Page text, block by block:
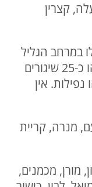
קצרין
במרחב הגליל
העליון בין השעות 14:36-14:37, זוהו כ-25 שיגורים
אין
עם, מנרה, קריית
מורן, מכמנים,